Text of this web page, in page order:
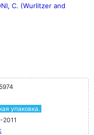
C. (Wurlitzer and
упаковка.
2011